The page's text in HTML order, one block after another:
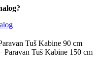
Tuš Kabine 150 cm